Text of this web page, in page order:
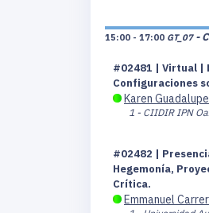
15:00 - 17:00 GT_07 -
#02481 | Virtual |
Configuraciones
Karen
1 - CIIDIR IPN
#02482 |
Hegemonía,
Crítica.
Emmanuel